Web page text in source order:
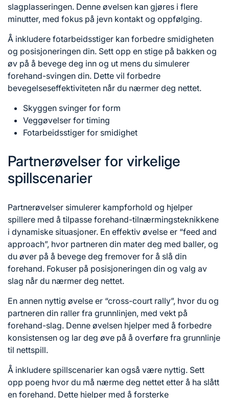
slagplasseringen. Denne øvelsen kan gjøres i flere
minutter, med fokus på jevn kontakt og oppfølging.
Å inkludere fotarbeidsstiger kan forbedre smidigheten
og posisjoneringen din. Sett opp en stige på bakken og
øv på å bevege deg inn og ut mens du simulerer
forehand-svingen din. Dette vil forbedre
bevegelseseffektiviteten når du nærmer deg nettet.
Skyggen svinger for form
Veggøvelser for timing
Fotarbeidsstiger for smidighet
Partnerøvelser for virkelige
spillscenarier
Partnerøvelser simulerer kampforhold og hjelper
spillere med å tilpasse forehand-tilnærmingsteknikkene
i dynamiske situasjoner. En effektiv øvelse er “feed and
approach”, hvor partneren din mater deg med baller, og
du øver på å bevege deg fremover for å slå din
forehand. Fokuser på posisjoneringen din og valg av
slag når du nærmer deg nettet.
En annen nyttig øvelse er “cross-court rally”, hvor du og
partneren din raller fra grunnlinjen, med vekt på
forehand-slag. Denne øvelsen hjelper med å forbedre
konsistensen og lar deg øve på å overføre fra grunnlinje
til nettspill.
Å inkludere spillscenarier kan også være nyttig. Sett
opp poeng hvor du må nærme deg nettet etter å ha slått
en forehand. Dette hjelper med å forsterke